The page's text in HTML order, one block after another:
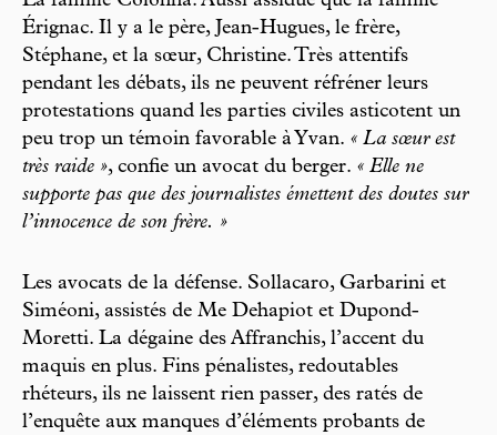
Érignac. Il y a le père, Jean-Hugues, le frère,
Stéphane, et la sœur, Christine. Très attentifs
pendant les débats, ils ne peuvent réfréner leurs
protestations quand les parties civiles asticotent un
peu trop un témoin favorable à Yvan. « La sœur est
très raide », confie un avocat du berger. « Elle ne
supporte pas que des journalistes émettent des doutes sur
l’innocence de son frère. »
Les avocats de la défense. Sollacaro, Garbarini et
Siméoni, assistés de Me Dehapiot et Dupond-
Moretti. La dégaine des Affranchis, l’accent du
maquis en plus. Fins pénalistes, redoutables
rhéteurs, ils ne laissent rien passer, des ratés de
l’enquête aux manques d’éléments probants de